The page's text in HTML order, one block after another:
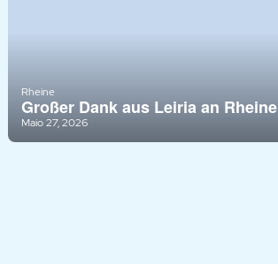
Rheine
Großer Dank aus Leiria an Rheine
Maio 27, 2026